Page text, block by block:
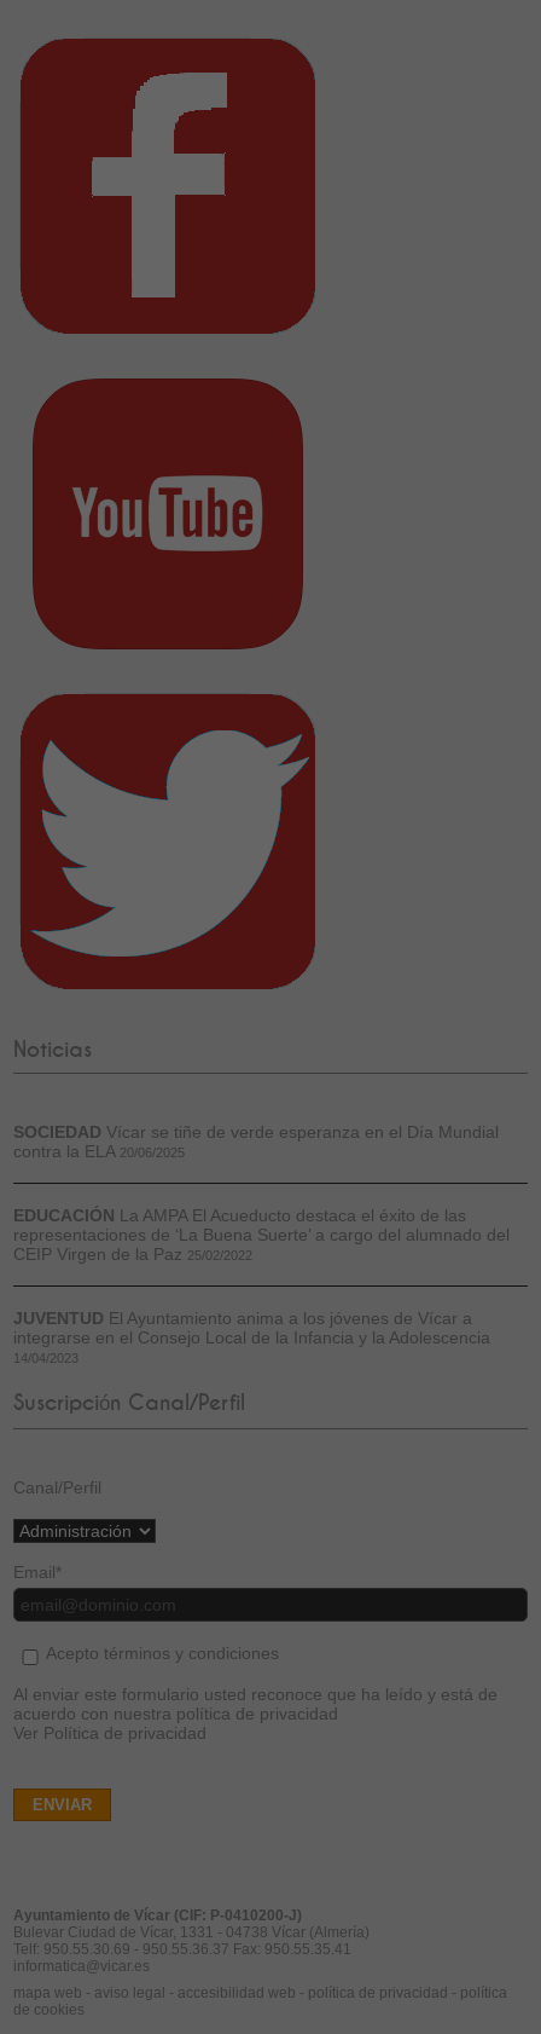
Noticias
SOCIEDAD Vícar se tiñe de verde esperanza en el Día Mundial
contra la ELA 20/06/2025
EDUCACIÓN La AMPA El Acueducto destaca el éxito de las
representaciones de ‘La Buena Suerte’ a cargo del alumnado del
CEIP Virgen de la Paz 25/02/2022
JUVENTUD El Ayuntamiento anima a los jóvenes de Vícar a
integrarse en el Consejo Local de la Infancia y la Adolescencia
14/04/2023
Suscripción Canal/Perfil
Canal/Perfil
Email*
Acepto términos y condiciones
Al enviar este formulario usted reconoce que ha leído y está de
acuerdo con nuestra política de privacidad
Ver Política de privacidad
ENVIAR
Ayuntamiento de Vícar (CIF: P-0410200-J)
Bulevar Ciudad de Vícar, 1331 - 04738 Vícar (Almería)
Telf: 950.55.30.69 - 950.55.36.37 Fax: 950.55.35.41
informatica@vicar.es
mapa web - aviso legal - accesibilidad web - política de privacidad - política
de cookies